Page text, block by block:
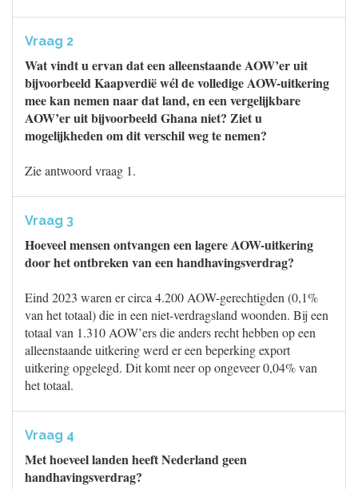
Vraag 2
Wat vindt u ervan dat een alleenstaande AOW’er uit
bijvoorbeeld Kaapverdië wél de volledige AOW-uitkering
mee kan nemen naar dat land, en een vergelijkbare
AOW’er uit bijvoorbeeld Ghana niet? Ziet u
mogelijkheden om dit verschil weg te nemen?
Zie antwoord vraag 1.
Vraag 3
Hoeveel mensen ontvangen een lagere AOW-uitkering
door het ontbreken van een handhavingsverdrag?
Eind 2023 waren er circa 4.200 AOW-gerechtigden (0,1%
van het totaal) die in een niet-verdragsland woonden. Bij een
totaal van 1.310 AOW’ers die anders recht hebben op een
alleenstaande uitkering werd er een beperking export
uitkering opgelegd. Dit komt neer op ongeveer 0,04% van
het totaal.
Vraag 4
Met hoeveel landen heeft Nederland geen
handhavingsverdrag?